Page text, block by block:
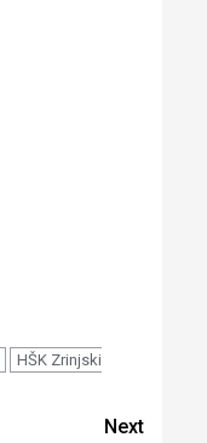
HŠK Zrinjski
Next